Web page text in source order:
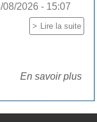
2026 - 15:07
Lire la suite
En savoir plus